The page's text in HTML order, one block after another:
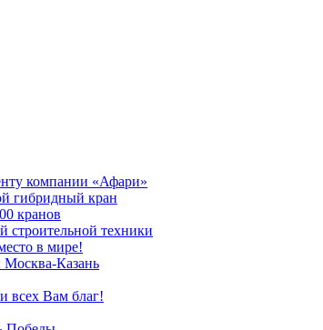
компании «Афари»
гибридный кран
кранов
техники
в мире!
Москва-Казань
всех Вам благ!